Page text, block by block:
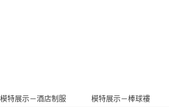
模特展示－酒店制服 模特展示－棒球褸